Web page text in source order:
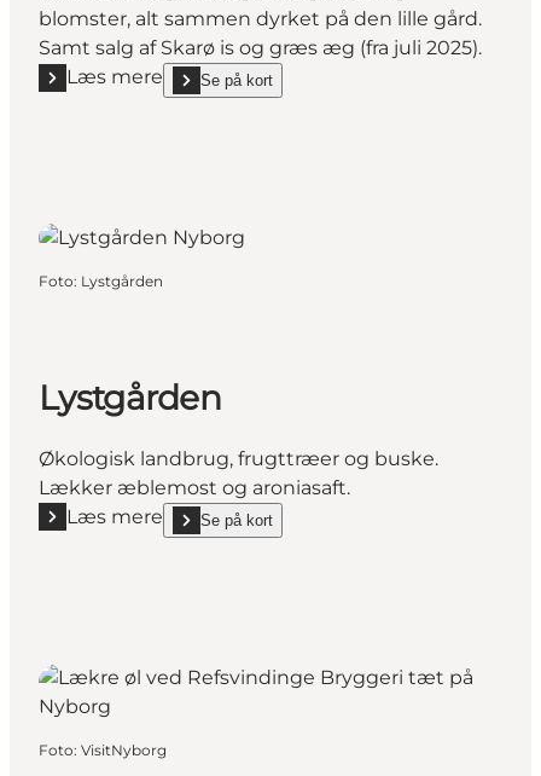
blomster, alt sammen dyrket på den lille gård.
Samt salg af Skarø is og græs æg (fra juli 2025).
Læs mere
Læs mere "Kogsbølle Landhandel"
Se på kort
show Kogsbølle Landhandel on_map
Foto: Lystgården
Lystgården
Økologisk landbrug, frugttræer og buske.
Lækker æblemost og aroniasaft.
Læs mere
Læs mere "Lystgården"
Se på kort
show Lystgården on_map
Foto: VisitNyborg